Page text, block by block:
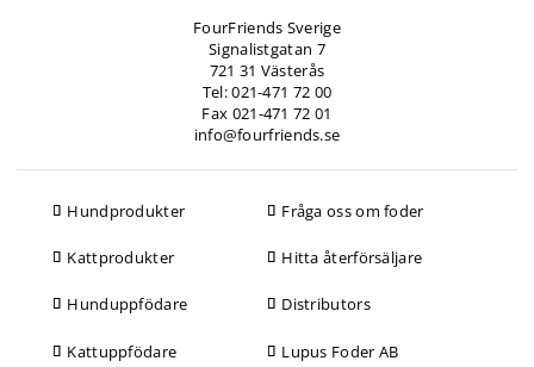
FourFriends Sverige
Signalistgatan 7
721 31 Västerås
Tel: 021-471 72 00
Fax 021-471 72 01
info@fourfriends.se
Hundprodukter
Kattprodukter
Hunduppfödare
Kattuppfödare
Fråga oss om foder
Hitta återförsäljare
Distributors
Lupus Foder AB